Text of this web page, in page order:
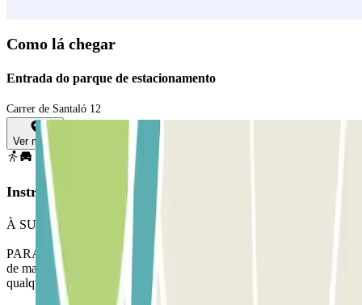
Como lá chegar
Entrada do parque de estacionamento
Carrer de Santaló 12
Ver mapa
Instruções
À SUA CHEGADA: Aceda ao parque de estacionamento.
PARA ABRIR A BARREIRA: Pare em frente à barreira. O leitor
de matriculas fará o reconhecimento da sua viatura. Estacione em
qualquer lugar livre.